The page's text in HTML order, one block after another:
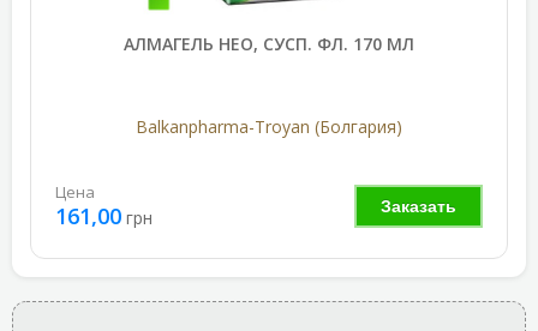
АЛМАГЕЛЬ НЕО, СУСП. ФЛ. 170 МЛ
Balkanpharma-Troyan (Болгария)
Заказать
Цена
161,00 грн